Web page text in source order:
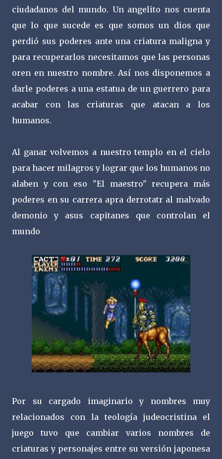
ciudadanos del mundo. Un angelito nos cuenta
que lo que sucede es que somos un dios que
perdió sus poderes ante una criatura maligna y
para recuperarlos necesitamos que las personas
oren en nuestro nombre. Así nos disponemos a
darle poderes a una estatua de un guerrero para
acabar con las criaturas que atacan a los
humanos.
Al ganar volvemos a nuestro templo en el cielo
para hacer milagros y lograr que los humanos no
alaben y con eso "El maestro" recupera más
poderes en su carrera apra derrotatr al malvado
demonio y asus capitanes que controlan el
mundo
Por su cargado imaginario y nombres muy
relacionados con la teología judeocristina el
juego tuvo que cambiar varios nombres de
criaturas y personajes entre su versión japonesa